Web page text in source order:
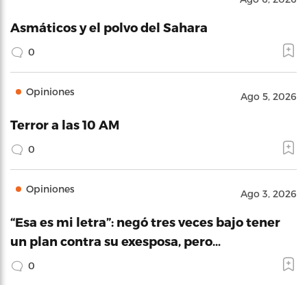
Asmáticos y el polvo del Sahara
0
Opiniones Ago 5, 2026
Terror a las 10 AM
0
Opiniones Ago 3, 2026
“Esa es mi letra”: negó tres veces bajo tener
un plan contra su exesposa, pero…
0